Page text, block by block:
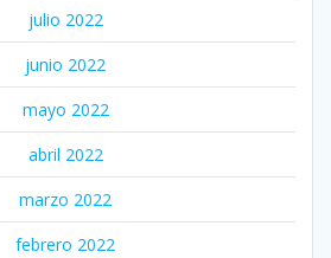
julio 2022
junio 2022
mayo 2022
abril 2022
marzo 2022
febrero 2022